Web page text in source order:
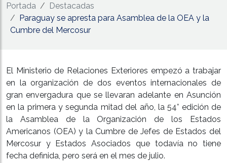
Portada
Destacadas
Paraguay se apresta para Asamblea de la OEA y la
Cumbre del Mercosur
El Ministerio de Relaciones Exteriores empezó a trabajar
en la organización de dos eventos internacionales de
gran envergadura que se llevaran adelante en Asunción
en la primera y segunda mitad del año, la 54° edición de
la Asamblea de la Organización de los Estados
Americanos (OEA) y la Cumbre de Jefes de Estados del
Mercosur y Estados Asociados que todavía no tiene
fecha definida, pero será en el mes de julio.